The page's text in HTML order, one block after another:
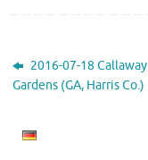
2016-07-18 Callaway
Gardens (GA, Harris Co.)